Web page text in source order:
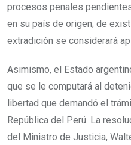
procesos penales
en su país de origen; de
extradición se considerará
Asimismo, el Estado
que se le computará al
libertad que demandó el
República del Perú. La
del Ministro de Justicia,